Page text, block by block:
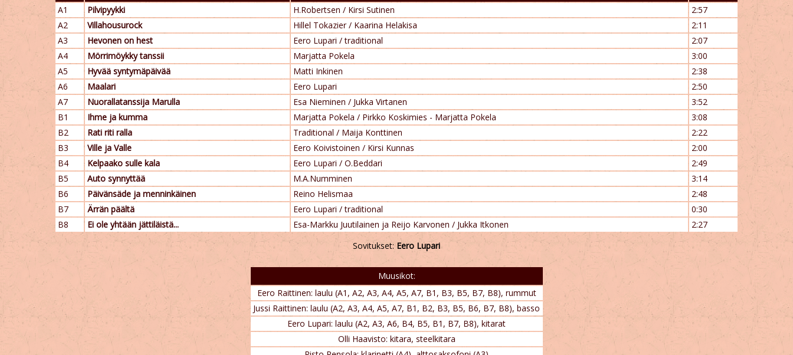
A1
Pilvipyykki H.Robertsen / Kirsi Sutinen
2:57
A2
Villahousurock Hillel Tokazier / Kaarina Helakisa
2:11
A3
Hevonen on hest Eero Lupari / traditional
2:07
A4
Mörrimöykky tanssii Marjatta Pokela
3:00
A5
Hyvää syntymäpäivää Matti Inkinen
2:38
A6
Maalari Eero Lupari
2:50
A7
Nuorallatanssija Marulla Esa Nieminen / Jukka Virtanen
3:52
B1
Ihme ja kumma Marjatta Pokela / Pirkko Koskimies - Marjatta Pokela
3:08
B2
Rati riti ralla Traditional / Maija Konttinen
2:22
B3
Ville ja Valle Eero Koivistoinen / Kirsi Kunnas
2:00
B4
Kelpaako sulle kala Eero Lupari / O.Beddari
2:49
B5
Auto synnyttää M.A.Numminen
3:14
B6
Päivänsäde ja menninkäinen Reino Helismaa
2:48
B7
Ärrän päältä Eero Lupari / traditional
0:30
B8
Ei ole yhtään jättiläistä... Esa-Markku Juutilainen ja Reijo Karvonen / Jukka Itkonen
2:27
Sovitukset: Eero Lupari
Muusikot:
Eero Raittinen: laulu (A1, A2, A3, A4, A5, A7, B1, B3, B5, B7, B8), rummut
Jussi Raittinen: laulu (A2, A3, A4, A5, A7, B1, B2, B3, B5, B6, B7, B8), basso
Eero Lupari: laulu (A2, A3, A6, B4, B5, B1, B7, B8), kitarat
Olli Haavisto: kitara, steelkitara